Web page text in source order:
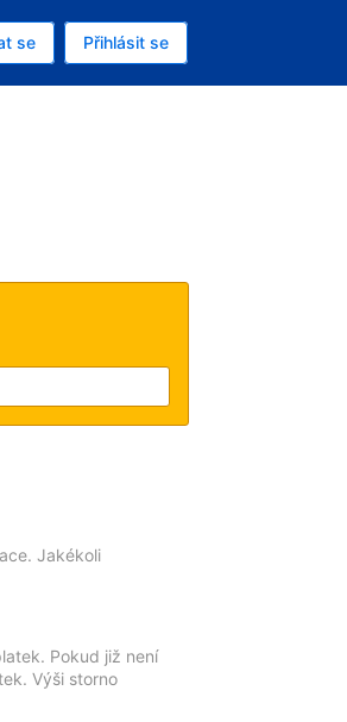
se Přihlásit se
Jakékoli
Pokud již není
Výši storno